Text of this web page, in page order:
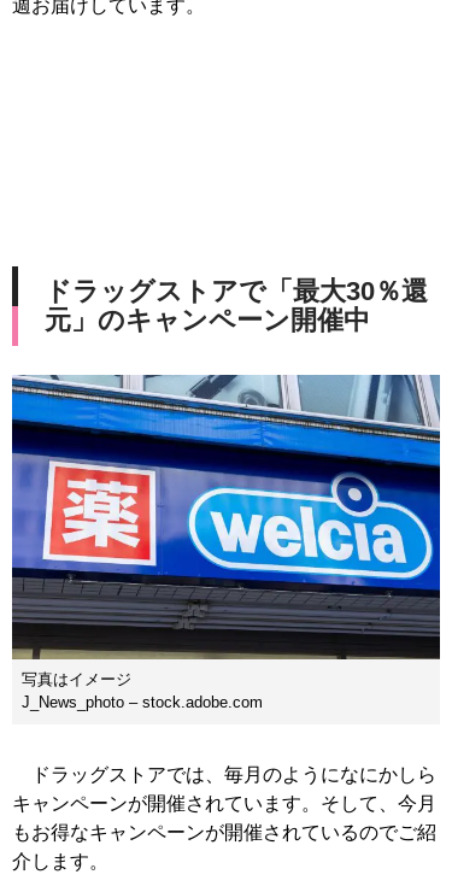
週お届けしています。
ドラッグストアで「最大30％還
元」のキャンペーン開催中
写真はイメージ
J_News_photo – stock.adobe.com
ドラッグストアでは、毎月のようになにかしら
キャンペーンが開催されています。そして、今月
もお得なキャンペーンが開催されているのでご紹
介します。